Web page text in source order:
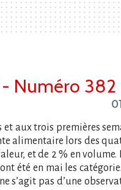
Numéro 382
aux trois premières
alimentaire lors des
et de 2 % en volume.
été en mai les
s’agit pas d’une